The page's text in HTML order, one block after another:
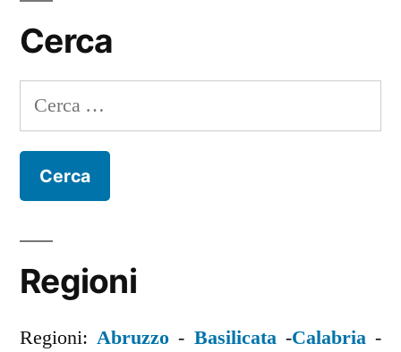
Cerca
Ricerca
per:
Regioni
Regioni:Abruzzo - Basilicata-Calabria-